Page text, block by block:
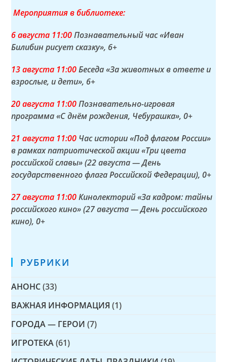
Мероприятия в библиотеке:
6 августа 11:00Познавательный час «Иван
Билибин рисует сказку», 6+
13 августа 11:00Беседа «За животных в ответе и
взрослые, и дети», 6+
20 августа 11:00Познавательно-игровая
программа «С днём рождения, Чебурашка», 0+
21 августа 11:00 Час истории «Под флагом России»
в рамках патриотической акции «Три цвета
российской славы» (22 августа — День
государственного флага Российской Федерации), 0+
27 августа 11:00Кинолекторий «За кадром: тайны
российского кино» (27 августа — День российского
кино), 0+
РУБРИКИ
АНОНС (33)
ВАЖНАЯ ИНФОРМАЦИЯ (1)
ГОРОДА — ГЕРОИ (7)
ИГРОТЕКА (61)